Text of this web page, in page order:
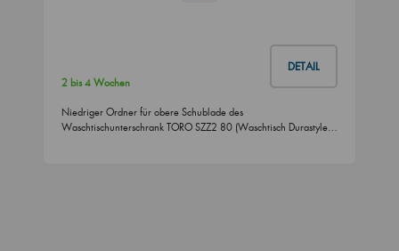
DETAIL
2 bis 4 Wochen
Niedriger Ordner für obere Schublade des
Waschtischunterschrank TORO SZZ2 80 (Waschtisch Durastyle…